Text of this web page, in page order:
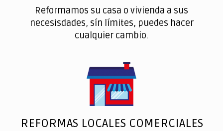
Reformamos su casa o vivienda a sus
necesisdades, sín límites, puedes hacer
cualquier cambio.
REFORMAS LOCALES COMERCIALES